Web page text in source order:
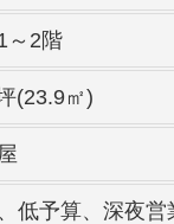
～2階
(23.9㎡)
低予算、深夜営